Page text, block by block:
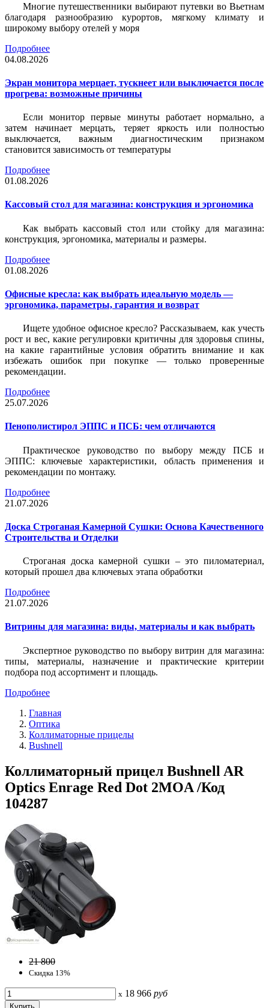
Многие путешественники выбирают путевки во Вьетнам
благодаря разнообразию курортов, мягкому климату и
широкому выбору отелей у моря
Подробнее
04.08.2026
Экран монитора мерцает, тускнеет или выключается после
прогрева: возможные причины
Если монитор первые минуты работает нормально, а
затем начинает мерцать, теряет яркость или полностью
выключается, важным диагностическим признаком
становится зависимость от температуры
Подробнее
01.08.2026
Кассовый стол для магазина: конструкция и эргономика
Как выбрать кассовый стол или стойку для магазина:
конструкция, эргономика, материалы и размеры.
Подробнее
01.08.2026
Офисные кресла: как выбрать идеальную модель —
эргономика, параметры, гарантия и возврат
Ищете удобное офисное кресло? Рассказываем, как учесть
рост и вес, какие регулировки критичны для здоровья спины,
на какие гарантийные условия обратить внимание и как
избежать ошибок при покупке — только проверенные
рекомендации.
Подробнее
25.07.2026
Пенополистирол ЭППС и ПСБ: чем отличаются
Практическое руководство по выбору между ПСБ и
ЭППС: ключевые характеристики, область применения и
рекомендации по монтажу.
Подробнее
21.07.2026
Доска Строганая Камерной Сушки: Основа Качественного
Строительства и Отделки
Строганая доска камерной сушки – это пиломатериал,
который прошел два ключевых этапа обработки
Подробнее
21.07.2026
Витрины для магазина: виды, материалы и как выбрать
Экспертное руководство по выбору витрин для магазина:
типы, материалы, назначение и практические критерии
подбора под ассортимент и площадь.
Подробнее
Главная
Оптика
Коллиматорные прицелы
Bushnell
Коллиматорный прицел Bushnell AR
Optics Enrage Red Dot 2MOA /Код
104287
21 800
Скидка 13%
x 18 966 руб